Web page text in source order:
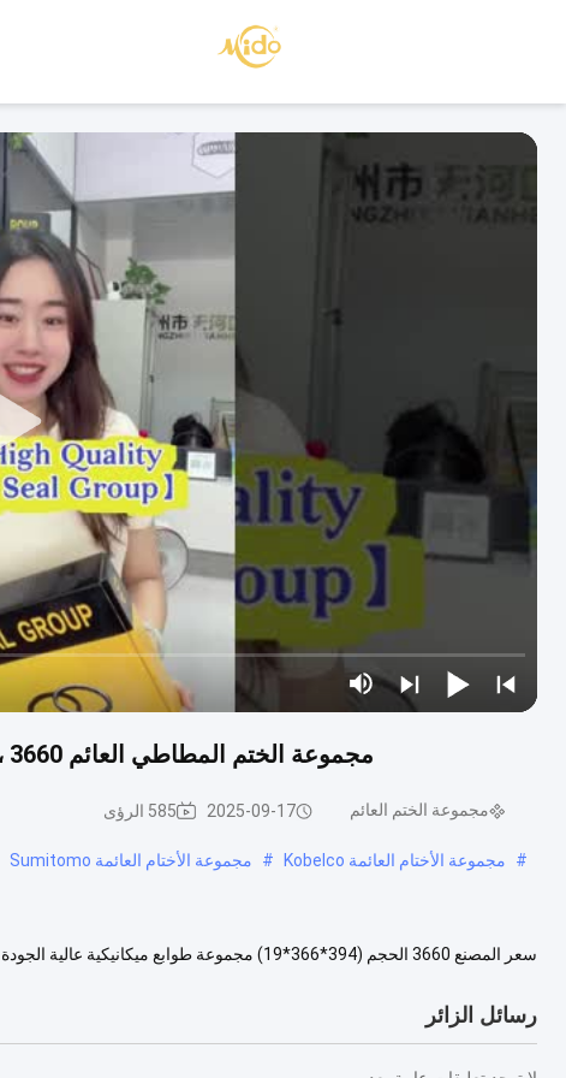
مجموعة الختم المطاطي العائم FKM ، 3660 ختم الوجه العائم الميكانيكي 394 * 366 * 19
مجموعة الختم العائم 2025-09-17 585 الرؤى
# مجموعة الأختام العائمة Kobelco # مجموعة الأختام العائمة Sumitomo
رسائل الزائر